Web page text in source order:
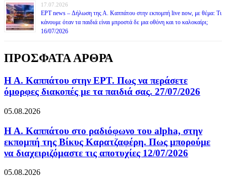
17.07.2026
ΕΡΤ news – Δήλωση της Α. Καππάτου στην εκπομπή live now, με θέμα: Τι
κάνουμε όταν τα παιδιά είναι μπροστά δε μια οθόνη και το καλοκαίρι;
16/07/2026
ΠΡΟΣΦΑΤΑ ΑΡΘΡΑ
Η Α. Καππάτου στην ΕΡΤ. Πως να περάσετε
όμορφες διακοπές με τα παιδιά σας. 27/07/2026
05.08.2026
Η Α. Καππάτου στο ραδιόφωνο του alpha, στην
εκπομπή της Βίκυς Καρατζαφέρη. Πως μπορούμε
να διαχειριζόμαστε τις αποτυχίες 12/07/2026
05.08.2026